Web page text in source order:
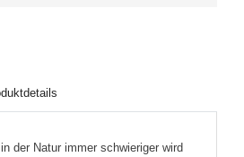
der Natur immer schwieriger wird